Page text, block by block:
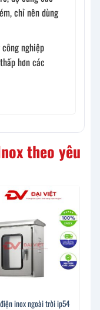
chỉ nên dùng
nghiệp
hơn các
theo yêu
inox ngoài trời ip54